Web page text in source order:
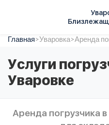
Услуги
Автопарк
Тарифы
Акции
Контакты
Главная>Уваровка>Аренда
Услуги
Уваровке
Аренда погрузчика